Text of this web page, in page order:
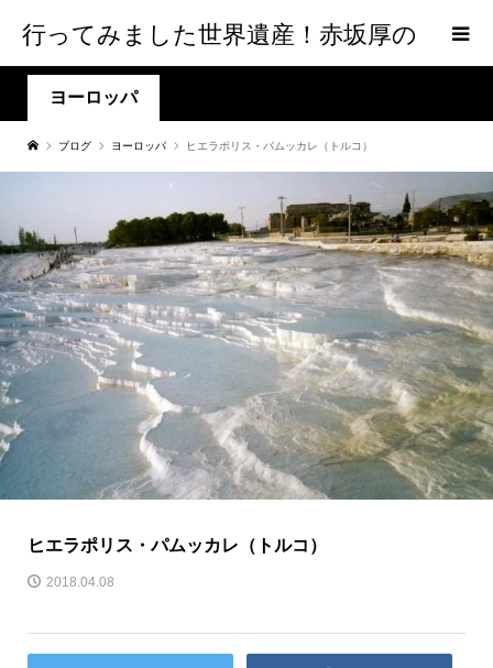
行ってみました世界遺産！赤坂厚の
world Heritage
ヨーロッパ
ブログ ヨーロッパ ヒエラポリス・パムッカレ（トルコ）
ヒエラポリス・パムッカレ（トルコ）
2018.04.08